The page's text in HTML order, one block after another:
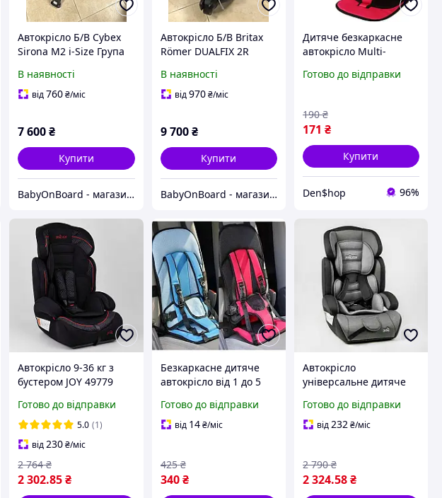
Автокрісло Б/В Cybex
Sirona M2 i-Size Група
В наявності
від760₴/міс
7 600₴
Купити
BabyOnBoard - магазин вживаних дитячих автокрісел
Автокрісло Б/В Britax
Römer DUALFIX 2R
В наявності
від970 ₴/міс
9 700 ₴
Купити
BabyOnBoard - магазин вживаних дитячих автокрісел
Дитяче безкаркасне
автокрісло Multi-
6 років
Готово до відправки
171 ₴
190 ₴
Купити
Den$hop 96%
Автокрісло 9-36 кг з
бустером JOY 49779
група 1/2/3
Готово до відправки
5.0 (1)
від230₴/міс
2 302.85₴
2 764 ₴
Безкаркасне дитяче
автокрісло від 1 до 5
Cushion крісло в
машину SIRIYS pro
Готово до відправки
від 14 ₴/міс
340 ₴
425 ₴
Автокрісло
універсальне дитяче
бустером, група 1/2/3,
вага дитини 9-36 кг
Готово до відправки
від232₴/міс
2 324.58₴
2 790 ₴